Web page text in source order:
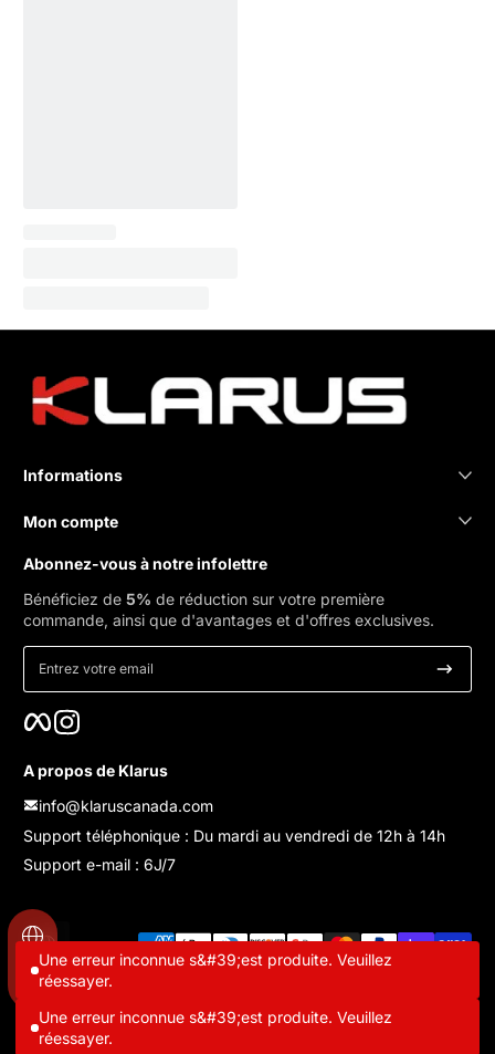
Informations
Mon compte
Abonnez-vous à notre infolettre
Bénéficiez de 5% de réduction sur votre première
commande, ainsi que d'avantages et d'offres exclusives.
Entrez votre email
Facebook
A propos de Klarus
info@klaruscanada.com
Support téléphonique : Du mardi au vendredi de 12h à 14h
Support e-mail : 6J/7
Méthodes de paiement
© 2026,
KLARUS Canada
Politique de confidentialitéPolitique de remboursement Coordonnées
Politique d’expédition
Une erreur inconnue s&#39;est produite. Veuillez
réessayer.
Une erreur inconnue s&#39;est produite. Veuillez
réessayer.